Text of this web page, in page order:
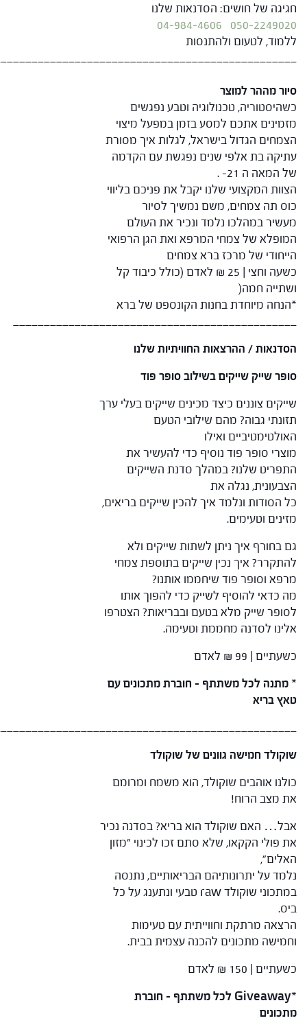
חגיגה של חושים: הסדנאות שלנו
050-2249020
04-984-4606
ללמוד, לטעום ולהתנסות
סיור מההר למוצר
כשהיסטוריה, טכנולוגיה וטבע נפגשים
מזמינים אתכם למסע בזמן במפעל מיצוי
הצמחים הגדול בישראל, לגלות איך מסורת
עתיקה בת אלפי שנים נפגשת עם הקדמה
של המאה ה 21- .
הצוות המקצועי שלנו יקבל את פניכם בליווי
כוס תה צמחים, משם נמשיך לסיור
מעשיר במהלכו נלמד ונכיר את העולם
המופלא של צמחי המרפא ואת הגן הרפואי
הייחודי של מרכז ברא צמחים
כשעה וחצי | 25 ₪ לאדם (כולל כיבוד קל
ושתייה חמה(
*הנחה מיוחדת בחנות הקונספט של ברא
הסדנאות / ההרצאות החוויתיות שלנו
סופר שייק שייקים בשילוב סופר פוד
שייקים צוננים כיצד מכינים שייקים בעלי ערך
תזונתי גבוה? מהם שילובי הטעם
האולטימטיביים ואילו
מוצרי סופר פוד נוסיף כדי להעשיר את
התפריט שלנו? במהלך סדנת השייקים
הצבעונית, נגלה את
כל הסודות ונלמד איך להכין שייקים בריאים,
מזינים וטעימים.
גם בחורף איך ניתן לשתות שייקים ולא
להתקרר? איך נכין שייקים בתוספת צמחי
מרפא וסופר פוד שיחממו אותנו?
מה כדאי להוסיף לשייק כדי להפוך אותו
לסופר שייק מלא בטעם ובבריאות? הצטרפו
אלינו לסדנה מחממת וטעימה.
כשעתיים | 99 ₪ לאדם
* מתנה לכל משתתף – חוברת מתכונים עם
טאץ בריא
שוקולד חמישה גוונים של שוקולד
כולנו אוהבים שוקולד, הוא משמח ומרומם
את מצב הרוח!
אבל… האם שוקולד הוא בריא? בסדנה נכיר
את פולי הקקאו, שלא סתם זכו לכינוי ״מזון
האלים״,
נלמד על יתרונותיהם הבריאותיים, נתנסה
במתכוני שוקולד raw טבעי ונתענג על כל
ביס.
הרצאה מרתקת וחווייתית עם טעימות
וחמישה מתכונים להכנה עצמית בבית.
כשעתיים | 150 ₪ לאדם
*Giveaway לכל משתתף – חוברת
מתכונים